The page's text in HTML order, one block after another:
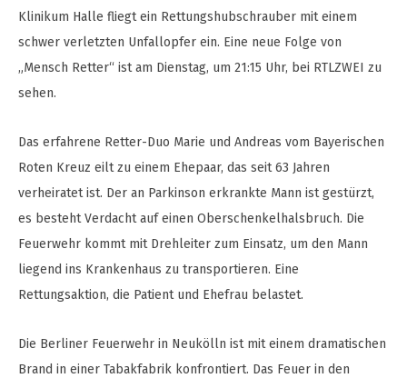
Klinikum Halle fliegt ein Rettungshubschrauber mit einem
schwer verletzten Unfallopfer ein. Eine neue Folge von
„Mensch Retter“ ist am Dienstag, um 21:15 Uhr, bei RTLZWEI zu
sehen.
Das erfahrene Retter-Duo Marie und Andreas vom Bayerischen
Roten Kreuz eilt zu einem Ehepaar, das seit 63 Jahren
verheiratet ist. Der an Parkinson erkrankte Mann ist gestürzt,
es besteht Verdacht auf einen Oberschenkelhalsbruch. Die
Feuerwehr kommt mit Drehleiter zum Einsatz, um den Mann
liegend ins Krankenhaus zu transportieren. Eine
Rettungsaktion, die Patient und Ehefrau belastet.
Die Berliner Feuerwehr in Neukölln ist mit einem dramatischen
Brand in einer Tabakfabrik konfrontiert. Das Feuer in den